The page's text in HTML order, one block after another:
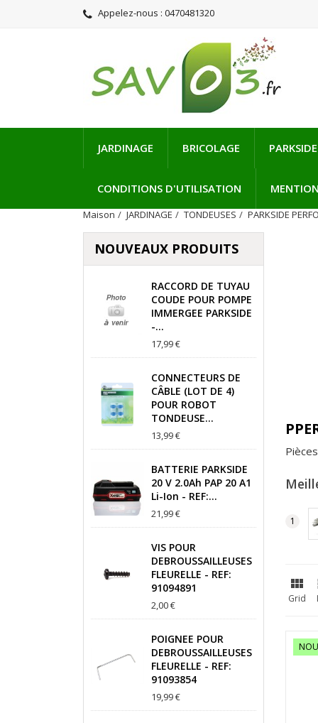
Appelez-nous : 0470481320
JARDINAGE BRICOLAGE
CONDITIONS D'UTILISATION
Maison JARDINAGE TONDEUSES PARKSIDE
NOUVEAUX PRODUITS
RACCORD DE TUYAU
COUDE POUR POMPE
IMMERGEE PARKSIDE
-...
17,99 €
CONNECTEURS DE
CÂBLE (LOT DE 4)
POUR ROBOT
TONDEUSE...
13,99 €
BATTERIE PARKSIDE
20 V 2.0Ah PAP 20 A1
Li-Ion - REF:...
21,99 €
VIS POUR
DEBROUSSAILLEUSES
FLEURELLE - REF:
91094891
2,00 €
POIGNEE POUR
DEBROUSSAILLEUSES
FLEURELLE - REF:
91093854
19,99 €

Grid